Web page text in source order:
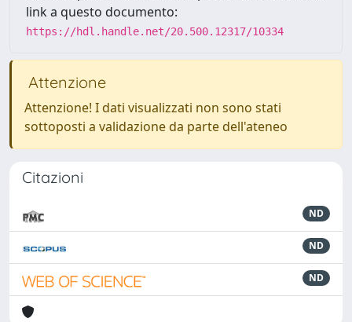
link a questo documento:
https://hdl.handle.net/20.500.12317/10334
Attenzione
Attenzione! I dati visualizzati non sono stati
sottoposti a validazione da parte dell'ateneo
Citazioni
ND
ND
ND